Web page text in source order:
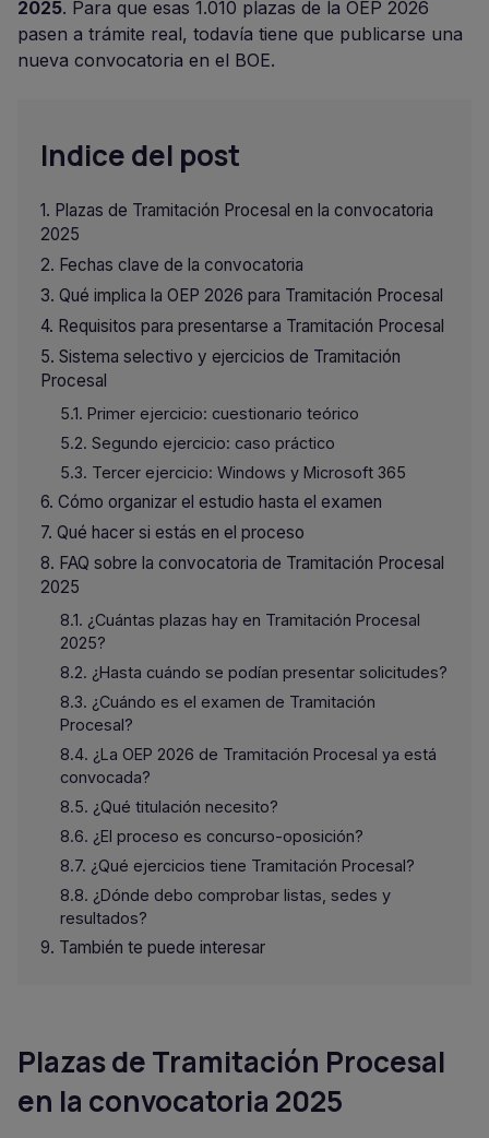
2025. Para que esas 1.010 plazas de la OEP 2026
pasen a trámite real, todavía tiene que publicarse una
nueva convocatoria en el BOE.
Indice del post
Plazas de Tramitación Procesal en la convocatoria
2025
Fechas clave de la convocatoria
Qué implica la OEP 2026 para Tramitación Procesal
Requisitos para presentarse a Tramitación Procesal
Sistema selectivo y ejercicios de Tramitación
Procesal
Primer ejercicio: cuestionario teórico
Segundo ejercicio: caso práctico
Tercer ejercicio: Windows y Microsoft 365
Cómo organizar el estudio hasta el examen
Qué hacer si estás en el proceso
FAQ sobre la convocatoria de Tramitación Procesal
2025
¿Cuántas plazas hay en Tramitación Procesal
2025?
¿Hasta cuándo se podían presentar solicitudes?
¿Cuándo es el examen de Tramitación
Procesal?
¿La OEP 2026 de Tramitación Procesal ya está
convocada?
¿Qué titulación necesito?
¿El proceso es concurso-oposición?
¿Qué ejercicios tiene Tramitación Procesal?
¿Dónde debo comprobar listas, sedes y
resultados?
También te puede interesar
Plazas de Tramitación Procesal
en la convocatoria 2025